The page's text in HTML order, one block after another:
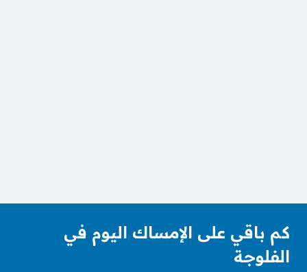
كم باقي على الإمساك اليوم في
الفلوجة